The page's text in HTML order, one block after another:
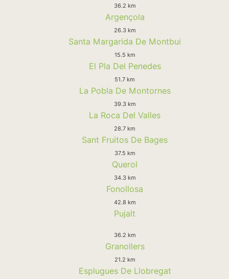
36.2 km
Argençola
26.3 km
Santa Margarida De Montbui
15.5 km
El Pla Del Penedes
51.7 km
La Pobla De Montornes
39.3 km
La Roca Del Valles
28.7 km
Sant Fruitos De Bages
37.5 km
Querol
34.3 km
Fonollosa
42.8 km
Pujalt
36.2 km
Granollers
21.2 km
Esplugues De Llobregat